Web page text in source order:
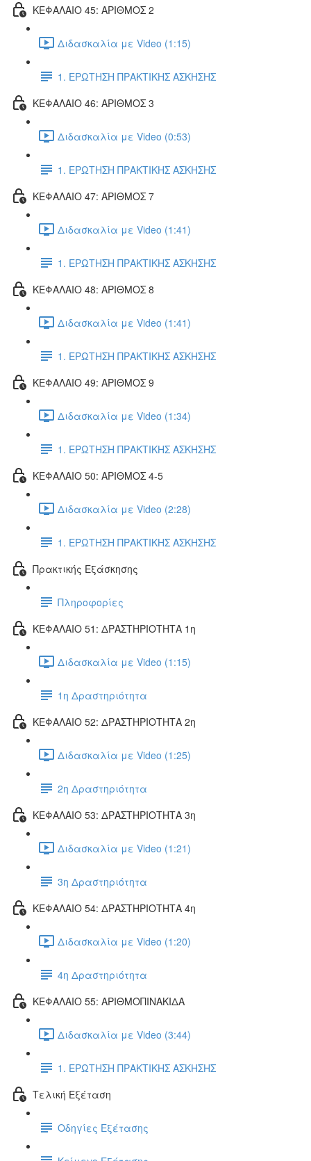
ΚΕΦΑΛΑΙΟ 45: ΑΡΙΘΜΟΣ 2
Διδασκαλία με Video (1:15)
1. ΕΡΩΤΗΣΗ ΠΡΑΚΤΙΚΗΣ ΑΣΚΗΣΗΣ
ΚΕΦΑΛΑΙΟ 46: ΑΡΙΘΜΟΣ 3
Διδασκαλία με Video (0:53)
1. ΕΡΩΤΗΣΗ ΠΡΑΚΤΙΚΗΣ ΑΣΚΗΣΗΣ
ΚΕΦΑΛΑΙΟ 47: ΑΡΙΘΜΟΣ 7
Διδασκαλία με Video (1:41)
1. ΕΡΩΤΗΣΗ ΠΡΑΚΤΙΚΗΣ ΑΣΚΗΣΗΣ
ΚΕΦΑΛΑΙΟ 48: ΑΡΙΘΜΟΣ 8
Διδασκαλία με Video (1:41)
1. ΕΡΩΤΗΣΗ ΠΡΑΚΤΙΚΗΣ ΑΣΚΗΣΗΣ
ΚΕΦΑΛΑΙΟ 49: ΑΡΙΘΜΟΣ 9
Διδασκαλία με Video (1:34)
1. ΕΡΩΤΗΣΗ ΠΡΑΚΤΙΚΗΣ ΑΣΚΗΣΗΣ
ΚΕΦΑΛΑΙΟ 50: ΑΡΙΘΜΟΣ 4-5
Διδασκαλία με Video (2:28)
1. ΕΡΩΤΗΣΗ ΠΡΑΚΤΙΚΗΣ ΑΣΚΗΣΗΣ
Πρακτικής Εξάσκησης
Πληροφορίες
ΚΕΦΑΛΑΙΟ 51: ΔΡΑΣΤΗΡΙΟΤΗΤΑ 1η
Διδασκαλία με Video (1:15)
1η Δραστηριότητα
ΚΕΦΑΛΑΙΟ 52: ΔΡΑΣΤΗΡΙΟΤΗΤΑ 2η
Διδασκαλία με Video (1:25)
2η Δραστηριότητα
ΚΕΦΑΛΑΙΟ 53: ΔΡΑΣΤΗΡΙΟΤΗΤΑ 3η
Διδασκαλία με Video (1:21)
3η Δραστηριότητα
ΚΕΦΑΛΑΙΟ 54: ΔΡΑΣΤΗΡΙΟΤΗΤΑ 4η
Διδασκαλία με Video (1:20)
4η Δραστηριότητα
ΚΕΦΑΛΑΙΟ 55: ΑΡΙΘΜΟΠΙΝΑΚΙΔΑ
Διδασκαλία με Video (3:44)
1. ΕΡΩΤΗΣΗ ΠΡΑΚΤΙΚΗΣ ΑΣΚΗΣΗΣ
Τελική Εξέταση
Οδηγίες Εξέτασης